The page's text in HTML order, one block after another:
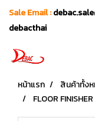
Sale Email :
debacthai
หน้าแรก สินค้าทั้ง
FLOOR FINISHER